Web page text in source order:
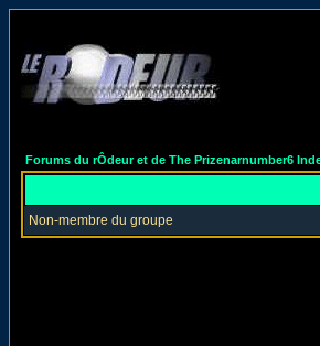
Forums du rÔdeur et de The Prizenarnumber6
Non-membre du groupe